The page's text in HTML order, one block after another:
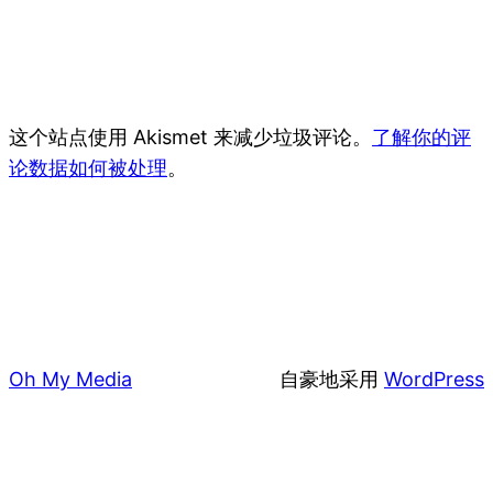
这个站点使用 Akismet 来减少垃圾评论。 了解你的评
论数据如何被处理。
Oh My Media 自豪地采用 WordPress